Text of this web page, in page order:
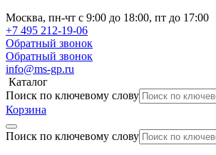
Москва, пн-чт с 9:00 до 18:00, пт до 17:00
+7 495 212-19-06
Обратный звонок
Обратный звонок
info@ms-gp.ru
Каталог
Поиск по ключевому слову
Корзина
Поиск по ключевому слову